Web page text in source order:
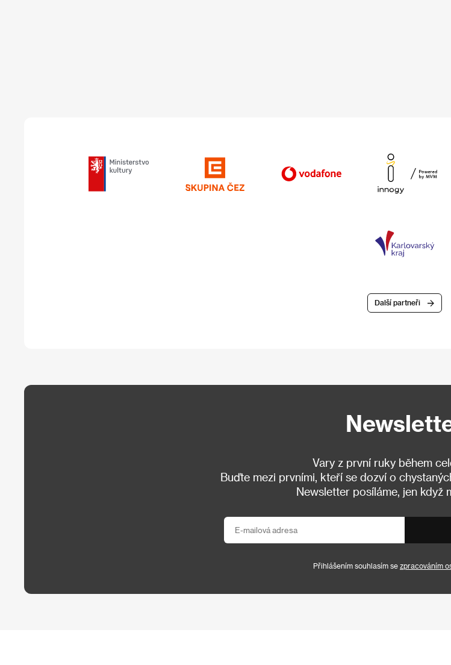
Další partneři
Vary z první ruky během
Buďte mezi prvními, kteří se dozví o
Newsletter posíláme, jen když
Přihlášením souhlasím se zpracováním